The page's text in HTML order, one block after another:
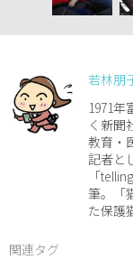
若林朋
1971
く新聞
教育・
記者と
「
筆。「
た保護
関連タグ